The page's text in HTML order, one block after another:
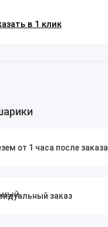
в 1 клик
от 1 часа после заказа
заказ